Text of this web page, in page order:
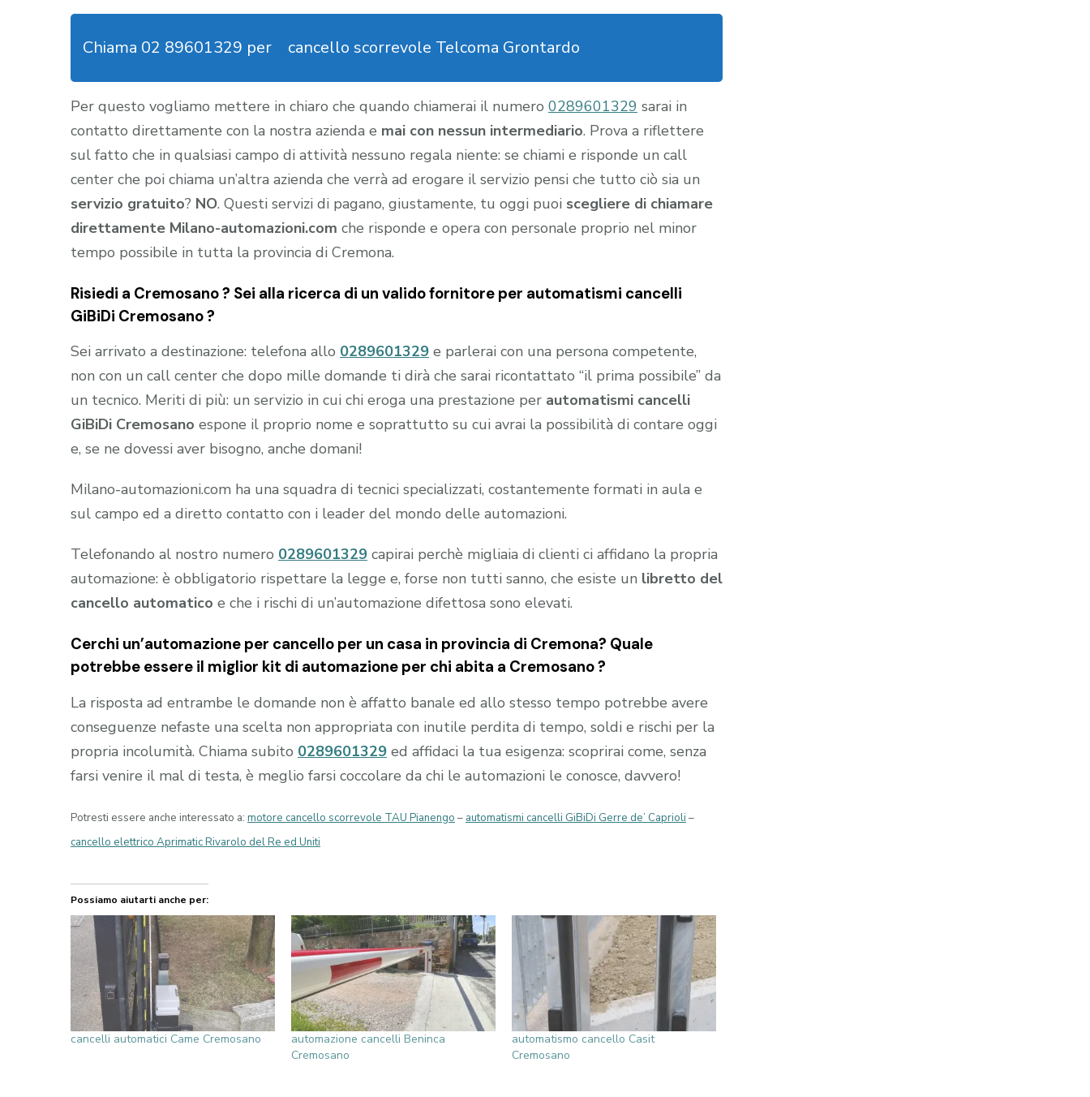
Chiama 02 89601329 per cancello scorrevole Telcoma Grontardo
Per questo vogliamo mettere in chiaro che quando chiamerai il numero 0289601329 sarai in
contatto direttamente con la nostra azienda e mai con nessun intermediario. Prova a riflettere
sul fatto che in qualsiasi campo di attività nessuno regala niente: se chiami e risponde un call
center che poi chiama un’altra azienda che verrà ad erogare il servizio pensi che tutto ciò sia un
servizio gratuito? NO. Questi servizi di pagano, giustamente, tu oggi puoi scegliere di chiamare
direttamente Milano-automazioni.com che risponde e opera con personale proprio nel minor
tempo possibile in tutta la provincia di Cremona.
Risiedi a Cremosano? Sei alla ricerca di un valido fornitore per automatismi cancelli
GiBiDi Cremosano?
Sei arrivato a destinazione: telefona allo 0289601329 e parlerai con una persona competente,
non con un call center che dopo mille domande ti dirà che sarai ricontattato “il prima possibile” da
un tecnico. Meriti di più: un servizio in cui chi eroga una prestazione per automatismi cancelli
GiBiDi Cremosano espone il proprio nome e soprattutto su cui avrai la possibilità di contare oggi
e, se ne dovessi aver bisogno, anche domani!
Milano-automazioni.com ha una squadra di tecnici specializzati, costantemente formati in aula e
sul campo ed a diretto contatto con i leader del mondo delle automazioni.
Telefonando al nostro numero 0289601329 capirai perchè migliaia di clienti ci affidano la propria
automazione: è obbligatorio rispettare la legge e, forse non tutti sanno, che esiste un libretto del
cancello automatico e che i rischi di un’automazione difettosa sono elevati.
Cerchi un’automazione per cancello per un casa in provincia di Cremona? Quale
potrebbe essere il miglior kit di automazione per chi abita a Cremosano?
La risposta ad entrambe le domande non è affatto banale ed allo stesso tempo potrebbe avere
conseguenze nefaste una scelta non appropriata con inutile perdita di tempo, soldi e rischi per la
propria incolumità. Chiama subito 0289601329 ed affidaci la tua esigenza: scoprirai come, senza
farsi venire il mal di testa, è meglio farsi coccolare da chi le automazioni le conosce, davvero!
Potresti essere anche interessato a: motore cancello scorrevole TAU Pianengo – automatismi cancelli GiBiDi Gerre de’ Caprioli –
cancello elettrico Aprimatic Rivarolo del Re ed Uniti
Possiamo aiutarti anche per:
cancelli automatici Came Cremosano
automazione cancelli Beninca
Cremosano
automatismo cancello Casit
Cremosano